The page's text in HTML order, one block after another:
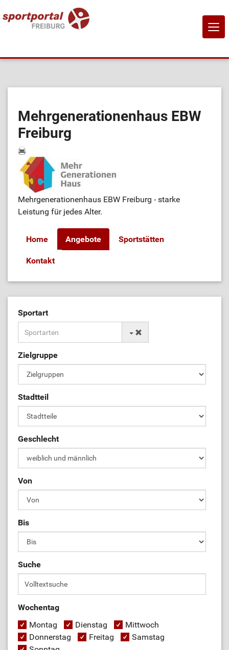
Sportanbietende
Sportstätten
Job-Börse
Mehrgenerationenhaus EBW
Freiburg
Mehrgenerationenhaus EBW Freiburg - starke
Leistung für jedes Alter.
Home Angebote Sportstätten
Kontakt
Sportart
Zielgruppe
Stadtteil
Geschlecht
Von
Bis
Suche
Wochentag
Montag
Dienstag
Mittwoch
Donnerstag
Freitag
Samstag